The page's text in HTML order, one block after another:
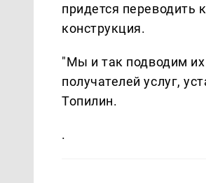
придется переводить
конструкция.
"Мы и так подводим
получателей услуг,
Топилин.
.